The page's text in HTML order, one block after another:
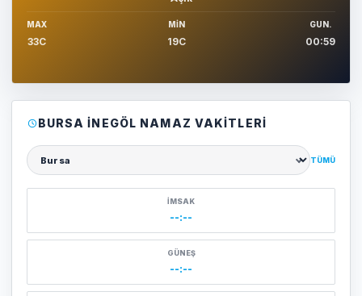
MAX
33C
MIN
19C
GUN.
00:59
BURSA İNEGÖL NAMAZ VAKITLERI
Şehir seçin
TÜMÜ
İMSAK
--:--
GÜNEŞ
--:--